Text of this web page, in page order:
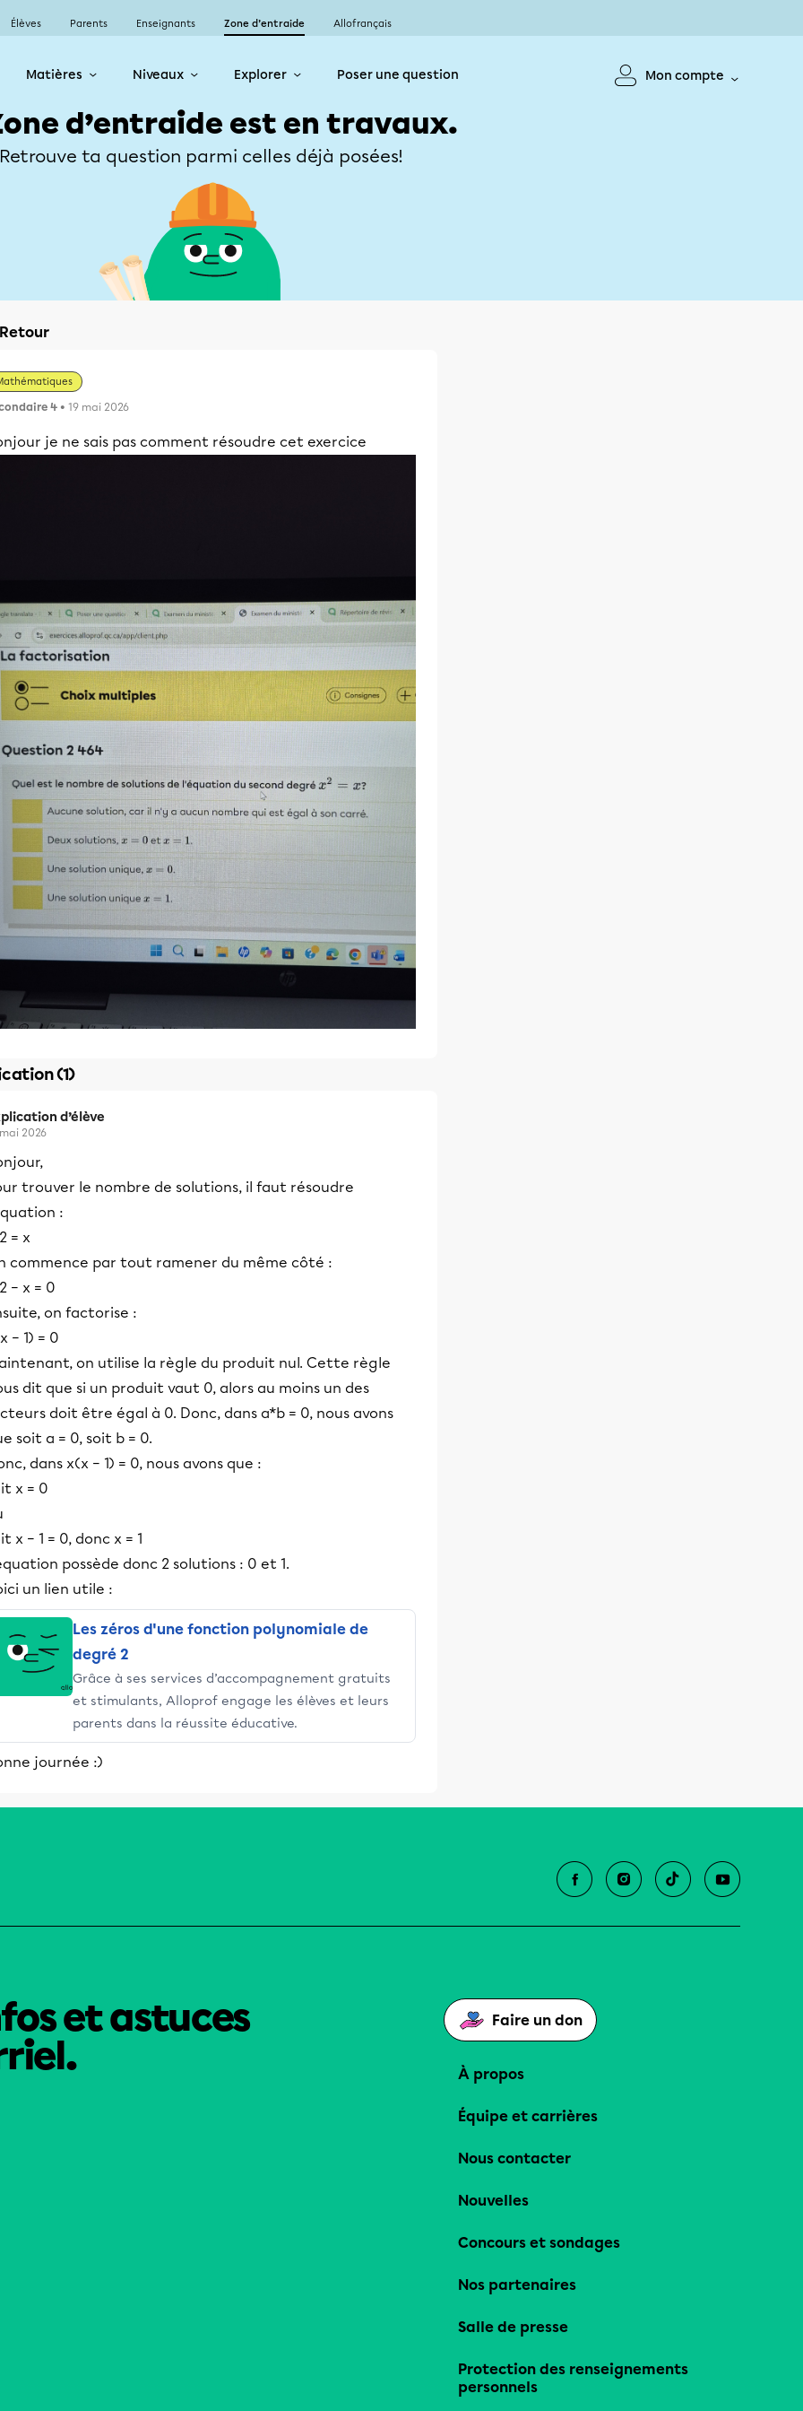
Élèves Parents Enseignants Zone d’entraide Allofrançais
Matières Niveaux Explorer Poser une question Mon compte
d’entraide est en travaux.
ta question parmi celles déjà posées!
Retour
4 • 19 mai 2026
je ne sais pas comment résoudre cet exercice
(1)
d’élève
2026
trouver le nombre de solutions, il faut résoudre
:
= x
commence par tout ramener du même côté :
− x = 0
on factorise :
− 1) = 0
on utilise la règle du produit nul. Cette règle
dit que si un produit vaut 0, alors au moins un des
doit être égal à 0. Donc, dans a*b = 0, nous avons
soit a = 0, soit b = 0.
dans x(x − 1) = 0, nous avons que :
x = 0
x − 1 = 0, donc x = 1
possède donc 2 solutions : 0 et 1.
un lien utile :
Les zéros d'une fonction polynomiale de
degré 2
Grâce à ses services d’accompagnement gratuits
et stimulants, Alloprof engage les élèves et leurs
parents dans la réussite éducative.
journée :)
et astuces
Faire un don
À propos
Équipe et carrières
Nous contacter
Nouvelles
Concours et sondages
Nos partenaires
Salle de presse
Protection des renseignements
personnels